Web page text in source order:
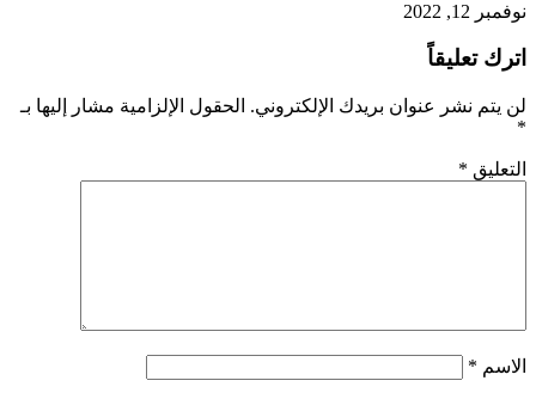
نوفمبر 12, 2022
اترك تعليقاً
لن يتم نشر عنوان بريدك الإلكتروني. الحقول الإلزامية مشار إليها بـ
*
التعليق *
الاسم *